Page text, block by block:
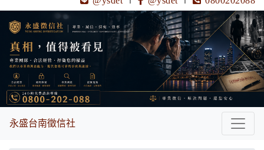
永盛台南徵信社